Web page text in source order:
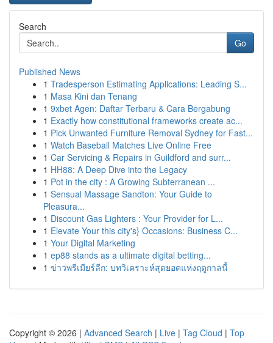
Search
Go
Published News
1 Tradesperson Estimating Applications: Leading S...
1 Masa Kini dan Tenang
1 9xbet Agen: Daftar Terbaru & Cara Bergabung
1 Exactly how constitutional frameworks create ac...
1 Pick Unwanted Furniture Removal Sydney for Fast...
1 Watch Baseball Matches Live Online Free
1 Car Servicing & Repairs in Guildford and surr...
1 HH88: A Deep Dive into the Legacy
1 Pot in the city : A Growing Subterranean ...
1 Sensual Massage Sandton: Your Guide to
Pleasura...
1 Discount Gas Lighters : Your Provider for L...
1 Elevate Your this city's} Occasions: Business C...
1 Your Digital Marketing
1 ep88 stands as a ultimate digital betting...
1 ข่าวพรีเมียร์ลีก: บทวิเคราะห์สุดยอดแห่งฤดูกาลนี้
Copyright © 2026 | Advanced Search | Live | Tag Cloud | Top